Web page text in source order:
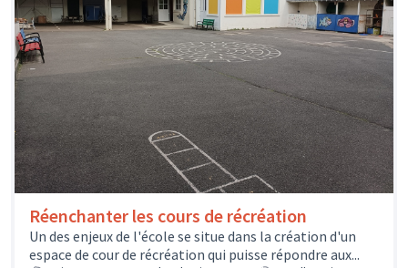
Réenchanter les cours de récréation
Un des enjeux de l'école se situe dans la création d'un
espace de cour de récréation qui puisse répondre aux...